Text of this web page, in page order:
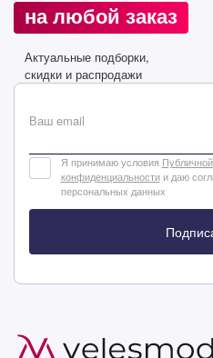
на любой заказ
Актуальные подборки,
скидки и распродажи
Ваш email
Я принимаю условия
конфиденциальностии даю
персональных данных